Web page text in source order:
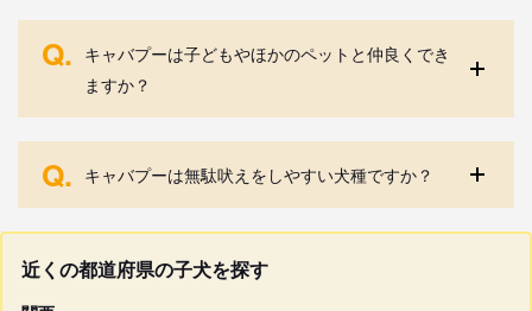
Q. キャバプーは子どもやほかのペットと仲良くでき
ますか？
Q. キャバプーは無駄吠えをしやすい犬種ですか？
近くの都道府県の子犬を探す